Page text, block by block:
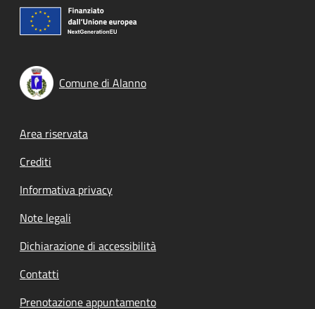
Comune di Alanno
Footer menu
Area riservata
Crediti
Informativa privacy
Note legali
Dichiarazione di accessibilità
Contatti
Prenotazione appuntamento